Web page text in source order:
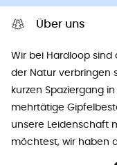
Über uns
Wir bei Hardloop sind
der Natur verbringen
kurzen Spaziergang
mehrtätige
unsere Leidenschaft
möchtest, wir haben